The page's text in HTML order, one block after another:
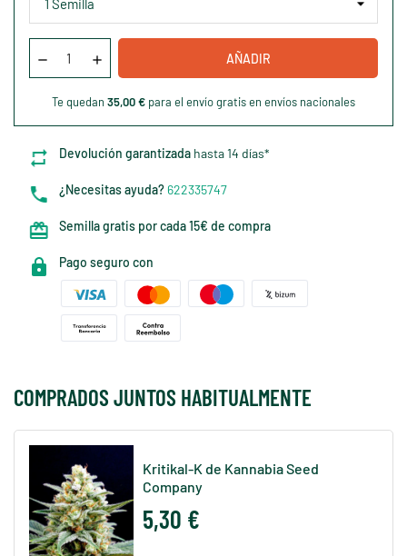
AÑADIR
Te quedan 35,00 € para el envío gratis en envíos nacionales
Devolución garantizada hasta 14 días*
¿Necesitas ayuda?622335747
Semilla gratis por cada 15€ de compra
Pago seguro con
COMPRADOS JUNTOS HABITUALMENTE
Kritikal-K de Kannabia Seed
Company
5,30 €